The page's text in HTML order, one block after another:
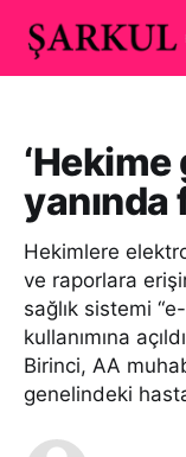
yanında
Hekimlere
ve raporlara
sağlık sistemi
kullanımına
Birinci, AA
genelindeki